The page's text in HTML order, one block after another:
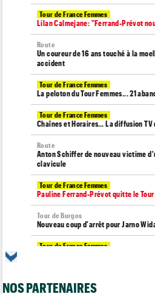
Tour de France Femmes
Lilan Calmejane: "Ferrand-Prévot
Route
Un coureur de 16 ans touché à la
accident
Tour de France Femmes
La peloton du Tour Femmes... 21
Tour de France Femmes
Chaînes et Horaires… La diffusion TV
Route
Anton Schiffer de nouveau victime
clavicule
Tour de France Femmes
Pauline Ferrand-Prévot quitte le
Tour de Burgos
Nouveau coup d'arrêt pour Jarno
Tour de France Femmes
Antonia Niedermaier : "Kasia ? J’ai
NOS PARTENAIRES